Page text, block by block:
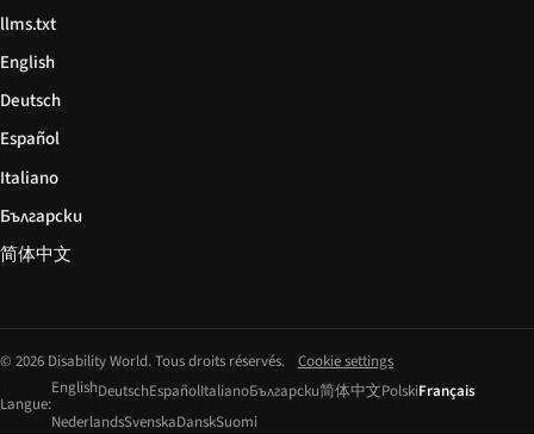
llms.txt
English
Deutsch
Español
Italiano
Български
简体中文
© 2026 Disability World. Tous droits réservés. Cookie settings
Langue:
EnglishDeutschEspañolItalianoБългарски简体中文PolskiFrançais
NederlandsSvenskaDanskSuomi